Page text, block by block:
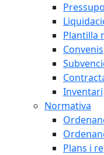
Plantilla
Convenis
Inventari
Normativa
Plans i